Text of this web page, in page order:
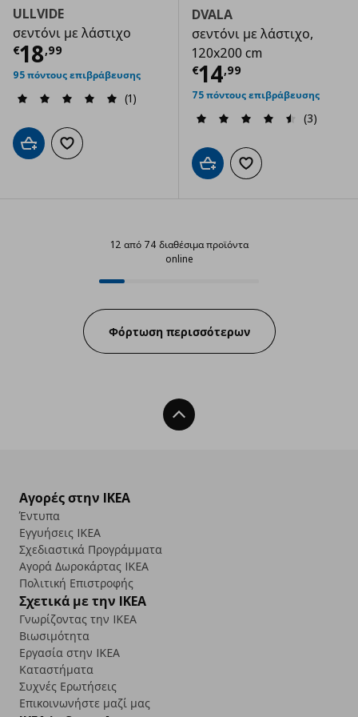
ULLVIDE
σεντόνι με λάστιχο
€18,99
Τρέχουσα τιμή € 18,99
95 πόντους επιβράβευσης
(1)
Προσθήκη στο καλάθι
Προσθήκη στα αγαπημένα
DVALA
σεντόνι με λάστιχο,
120x200 cm
€14,99
Τρέχουσα
75 πόντους επιβράβευσης
(3)
Προσθήκη στο καλάθι
Προσθήκη στα
12 από 74 διαθέσιμα προϊόντα
online
12 από 74 διαθέσιμα προϊόντα
Progress:
Φόρτωση περισσότερων
Back To Top
Αγορές στην IKEA
Έντυπα
Εγγυήσεις IKEA
Σχεδιαστικά Προγράμματα
Αγορά Δωρoκάρτας IKEA
Πολιτική Επιστροφής
Σχετικά με την IKEA
Γνωρίζοντας την IKEA
Βιωσιμότητα
Εργασία στην IKEA
Καταστήματα
Συχνές Ερωτήσεις
Επικοινωνήστε μαζί μας